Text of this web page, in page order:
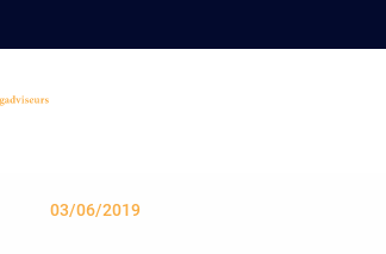
03/06/2019